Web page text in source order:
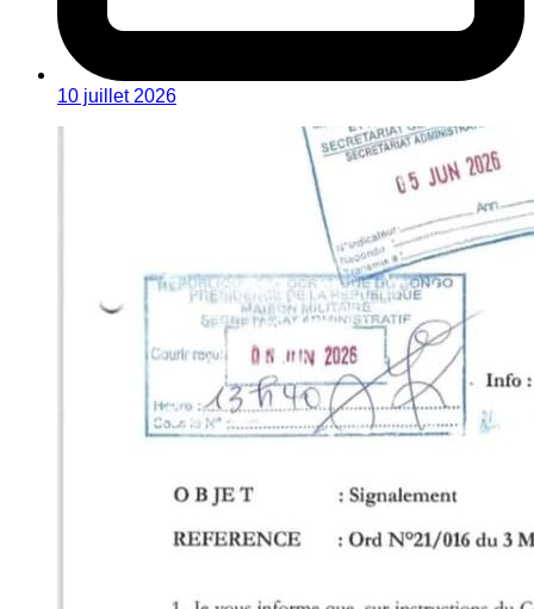
10 juillet 2026